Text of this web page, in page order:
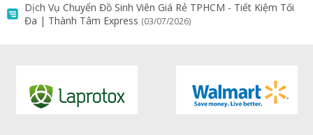
Dịch Vụ Chuyển Đồ Sinh Viên Giá Rẻ TPHCM - Tiết Kiệm Tối
Đa | Thành Tâm Express (03/07/2026)